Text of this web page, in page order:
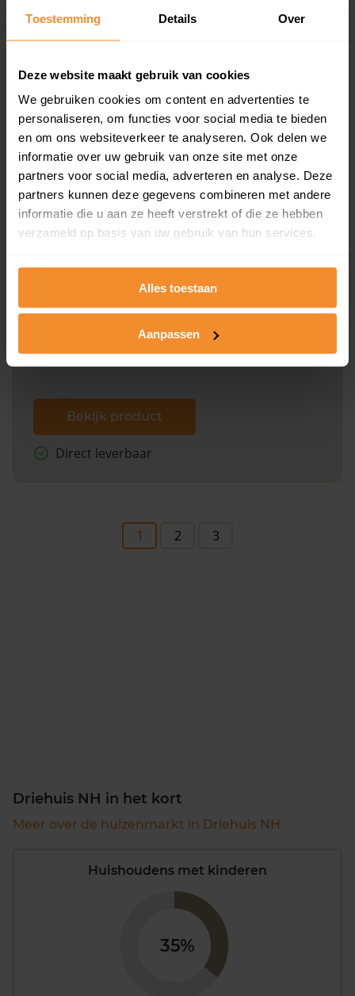
Toestemming Details Over
Deze website maakt gebruik van cookies
We gebruiken cookies om content en advertenties te
personaliseren, om functies voor social media te bieden
en om ons websiteverkeer te analyseren. Ook delen we
informatie over uw gebruik van onze site met onze
partners voor social media, adverteren en analyse. Deze
partners kunnen deze gegevens combineren met andere
informatie die u aan ze heeft verstrekt of die ze hebben
verzameld op basis van uw gebruik van hun services.
Alles toestaan
Aanpassen
Een overzicht van alle verkochte woningen (koopsom
Bekijk product
Direct leverbaar
Een uitgebreid overzicht van het perceel en
dit inclusief de luchtfoto!
Bekijk product
Direct leverbaar
1 2 3
Driehuis NH in het kort
Meer over de huizenmarkt in Driehuis NH
Huishoudens met kinderen
35%